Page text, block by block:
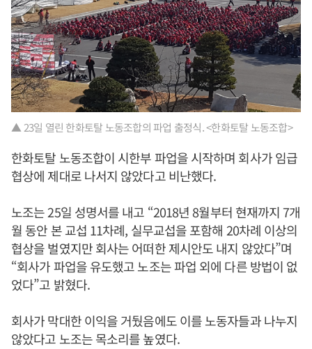
▲ 23일 열린 한화토탈 노동조합의 파업 출정식. <한화토탈 노동조합>
한화토탈 노동조합이 시한부 파업을 시작하며 회사가 임급
협상에 제대로 나서지 않았다고 비난했다.
노조는 25일 성명서를 내고 “2018년 8월부터 현재까지 7개
월 동안 본 교섭 11차례, 실무교섭을 포함해 20차례 이상의
협상을 벌였지만 회사는 어떠한 제시안도 내지 않았다”며
“회사가 파업을 유도했고 노조는 파업 외에 다른 방법이 없
었다”고 밝혔다.
회사가 막대한 이익을 거뒀음에도 이를 노동자들과 나누지
않았다고 노조는 목소리를 높였다.